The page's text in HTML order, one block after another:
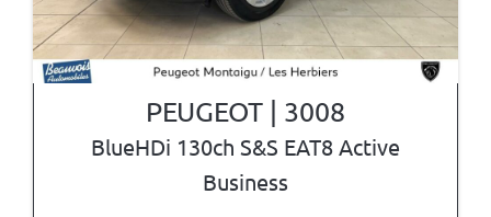
PEUGEOT | 3008
BlueHDi 130ch S&S EAT8 Active
Business